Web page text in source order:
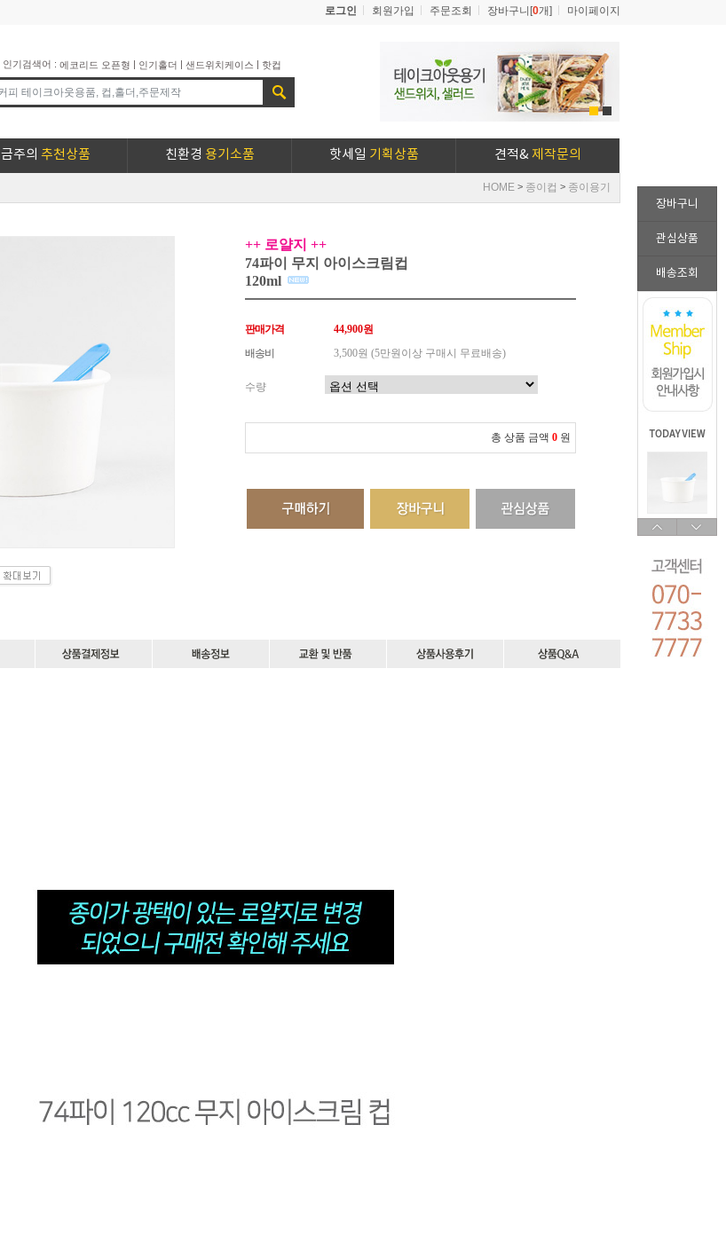
장바구니
관심상품
배송조회
로그인 회원가입 주문조회 장바구니[0개] 마이페이지
인기검색어 : 에코리드 오픈형 | 인기홀더 | 샌드위치케이스 | 핫컵
금주의 추천상품 친환경 용기소품 핫세일 기획상품 견적&제작문의
HOME > 종이컵 > 종이용기
++ 로얄지 ++
74파이 무지 아이스크림컵
120ml
판매가격
44,900원
배송비
3,500원 (5만원이상 구매시 무료배송)
수량
총 상품 금액 0 원